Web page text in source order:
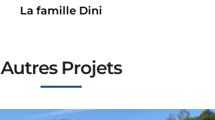
La famille Dini
Autres Projets